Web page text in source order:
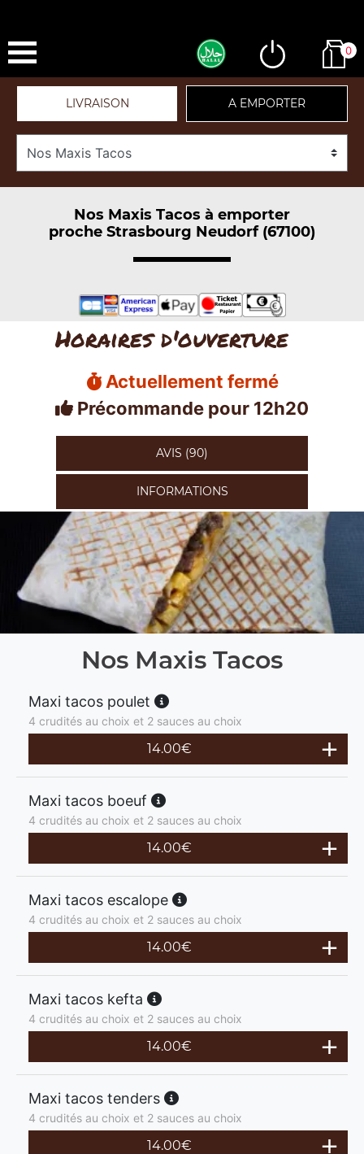
0
LIVRAISON A EMPORTER
Nos Maxis Tacos à emporter
proche Strasbourg Neudorf (67100)
Horaires d'ouverture
Actuellement fermé
Précommande pour 12h20
AVIS (90)
INFORMATIONS
Nos Maxis Tacos
Maxi tacos poulet
4 crudités au choix et 2 sauces au choix
14.00€
Maxi tacos boeuf
4 crudités au choix et 2 sauces au choix
14.00€
Maxi tacos escalope
4 crudités au choix et 2 sauces au choix
14.00€
Maxi tacos kefta
4 crudités au choix et 2 sauces au choix
14.00€
Maxi tacos tenders
4 crudités au choix et 2 sauces au choix
14.00€